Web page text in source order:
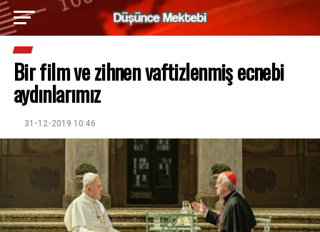
Bir film ve zihnen vaftizlenmiş ecnebi
aydınlarımız
31-12-2019 10:46